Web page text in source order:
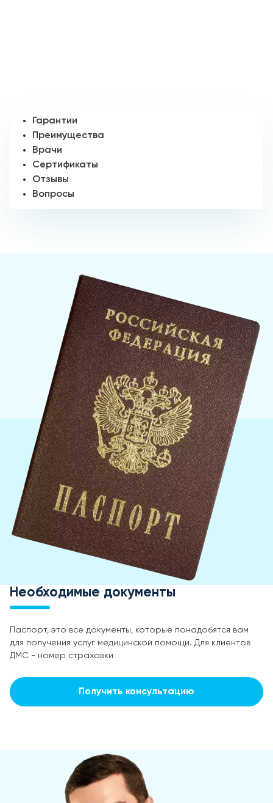
Гарантии
Преимущества
Врачи
Сертификаты
Отзывы
Вопросы
Необходимые документы
Паспорт, это все документы, которые понадобятся вам
для получения услуг медицинской помощи. Для клиентов
ДМС - номер страховки
Получить консультацию